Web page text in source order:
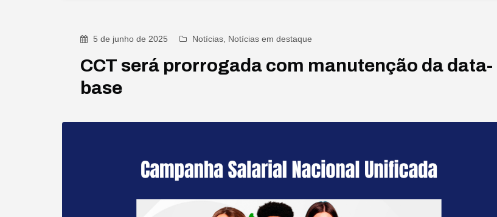
5 de junho de 2025 Notícias, Notícias em destaque
CCT será prorrogada com manutenção da data-
base